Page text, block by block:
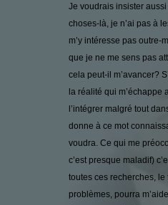
Je voudrais insister
choses-là, je n’ai pas à
m’y intéresse pas outre-
que je ne me sens pas
cela peut-il m’avancer?
la réalité qui m’échappe
l’intégrer malgré tout
donne à ce mot
voudra. Ce qui me
c’est presque maladif)
toutes ces recherches,
problèmes, pourra